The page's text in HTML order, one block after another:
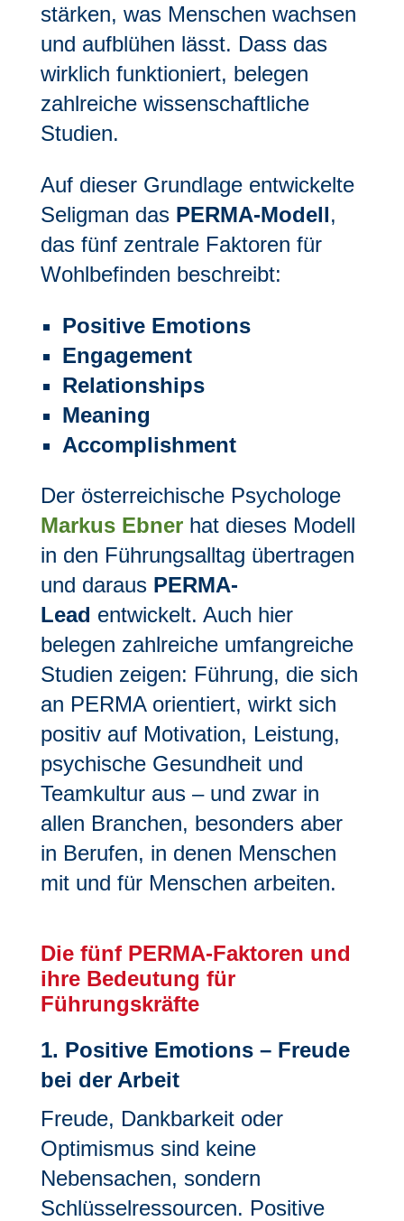
stärken, was Menschen wachsen
und aufblühen lässt. Dass das
wirklich funktioniert, belegen
zahlreiche wissenschaftliche
Studien.
Auf dieser Grundlage entwickelte
Seligman das PERMA-Modell,
das fünf zentrale Faktoren für
Wohlbefinden beschreibt:
Positive Emotions
Engagement
Relationships
Meaning
Accomplishment
Der österreichische Psychologe
Markus Ebnerhat dieses Modell
in den Führungsalltag übertragen
und daraus PERMA-
Lead entwickelt. Auch hier
belegen zahlreiche umfangreiche
Studien zeigen: Führung, die sich
an PERMA orientiert, wirkt sich
positiv auf Motivation, Leistung,
psychische Gesundheit und
Teamkultur aus – und zwar in
allen Branchen, besonders aber
in Berufen, in denen Menschen
mit und für Menschen arbeiten.
Die fünf PERMA-Faktoren und
ihre Bedeutung für
Führungskräfte
1. Positive Emotions – Freude
bei der Arbeit
Freude, Dankbarkeit oder
Optimismus sind keine
Nebensachen, sondern
Schlüsselressourcen. Positive